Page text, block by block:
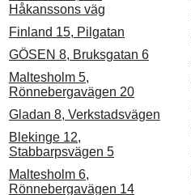
Håkanssons väg
Finland 15, Pilgatan
GÖSEN 8, Bruksgatan 6
Maltesholm 5,
Rönnebergavägen 20
Gladan 8, Verkstadsvägen
Blekinge 12,
Stabbarpsvägen 5
Maltesholm 6,
Rönnebergavägen 14